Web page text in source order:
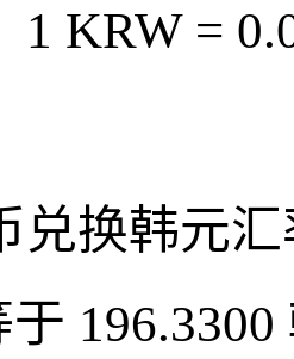
1 KRW =
兑换韩元